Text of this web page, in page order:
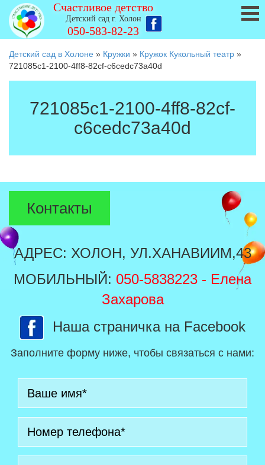
Счастливое детство
Детский сад г. Холон
050-583-82-23
Детский сад в Холоне » Кружки » Кружок Кукольный театр »
721085c1-2100-4ff8-82cf-c6cedc73a40d
721085c1-2100-4ff8-82cf-
c6cedc73a40d
Контакты
АДРЕС: ХОЛОН, УЛ.ХАНАВИИМ,43
МОБИЛЬНЫЙ: 050-5838223 - Елена
Захарова
Наша страничка на Facebook
Заполните форму ниже, чтобы связаться с нами: